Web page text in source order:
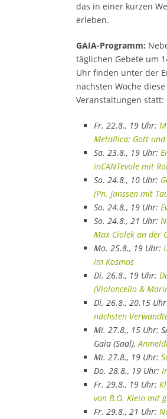
das in einer kurzen
erleben.
GAIA-Programm:
täglichen Gebete um
Uhr finden unter der
nächsten Woche
Veranstaltungen statt:
Fr. 22.8., 19 Uhr:
Metallica: Gott
Sa. 23.8., 19 Uhr:
inCANTevole mit
So. 24.8., 10 Uhr:
(Pn. Janssen mit
So. 24.8., 19 Uhr:
So. 24.8., 21 Uhr:
Max Ciolek an der
Mo. 25.8., 19 Uhr:
im Kosmos
Di. 26.8., 19 Uhr:
(Violoncello &
Di. 26.8., 20.15
nächsten
Mi. 27.8., 15 Uhr:
Gaia (Saal),
Mi. 27.8., 19 Uhr:
Do. 28.8., 19 Uhr:
Fr. 29.8., 19 Uhr:
von B.O. Klein mit
Fr. 29.8., 21 Uhr: